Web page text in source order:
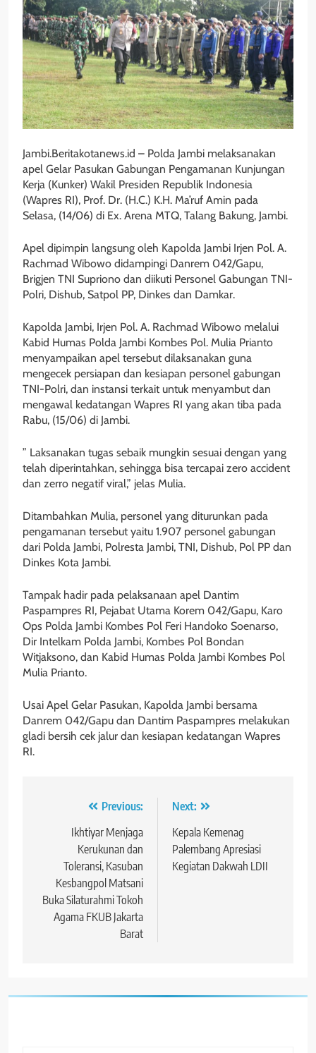
Jambi.Beritakotanews.id – Polda Jambi melaksanakan
apel Gelar Pasukan Gabungan Pengamanan Kunjungan
Kerja (Kunker) Wakil Presiden Republik Indonesia
(Wapres RI), Prof. Dr. (H.C.) K.H. Ma’ruf Amin pada
Selasa, (14/06) di Ex. Arena MTQ, Talang Bakung, Jambi.
Apel dipimpin langsung oleh Kapolda Jambi Irjen Pol. A.
Rachmad Wibowo didampingi Danrem 042/Gapu,
Brigjen TNI Supriono dan diikuti Personel Gabungan TNI-
Polri, Dishub, Satpol PP, Dinkes dan Damkar.
Kapolda Jambi, Irjen Pol. A. Rachmad Wibowo melalui
Kabid Humas Polda Jambi Kombes Pol. Mulia Prianto
menyampaikan apel tersebut dilaksanakan guna
mengecek persiapan dan kesiapan personel gabungan
TNI-Polri, dan instansi terkait untuk menyambut dan
mengawal kedatangan Wapres RI yang akan tiba pada
Rabu, (15/06) di Jambi.
” Laksanakan tugas sebaik mungkin sesuai dengan yang
telah diperintahkan, sehingga bisa tercapai zero accident
dan zerro negatif viral,” jelas Mulia.
Ditambahkan Mulia, personel yang diturunkan pada
pengamanan tersebut yaitu 1.907 personel gabungan
dari Polda Jambi, Polresta Jambi, TNI, Dishub, Pol PP dan
Dinkes Kota Jambi.
Tampak hadir pada pelaksanaan apel Dantim
Paspampres RI, Pejabat Utama Korem 042/Gapu, Karo
Ops Polda Jambi Kombes Pol Feri Handoko Soenarso,
Dir Intelkam Polda Jambi, Kombes Pol Bondan
Witjaksono, dan Kabid Humas Polda Jambi Kombes Pol
Mulia Prianto.
Usai Apel Gelar Pasukan, Kapolda Jambi bersama
Danrem 042/Gapu dan Dantim Paspampres melakukan
gladi bersih cek jalur dan kesiapan kedatangan Wapres
RI.
Navigasi Previous:
Ikhtiyar Menjaga
Kerukunan dan
Toleransi, Kasuban
Kesbangpol Matsani
Buka Silaturahmi Tokoh
Agama FKUB Jakarta
Barat
Next:
Kepala Kemenag
Palembang Apresiasi
Kegiatan Dakwah LDII